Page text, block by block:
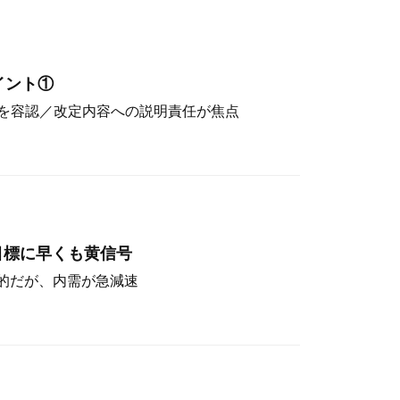
ント①
容認／改定内容への説明責任が焦点
に早くも黄信号
だが、内需が急減速